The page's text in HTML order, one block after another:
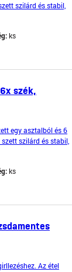
szilárd és stabil,
ks
szék,
egy asztalból és 6
szilárd és stabil,
ks
Az étel